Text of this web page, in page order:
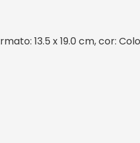
13.5 x 19.0 cm, cor: